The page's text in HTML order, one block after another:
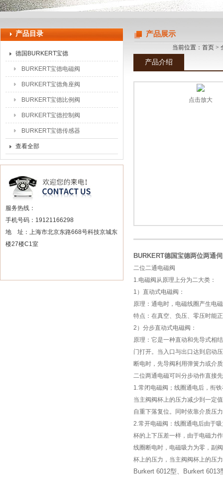
产品目录
德国BURKERT宝德
BURKERT宝德电磁阀
BURKERT宝德角座阀
BURKERT宝德比例阀
BURKERT宝德控制阀
BURKERT宝德传感器
查看全部
服务热线：
手机号码：19121166298
地 址：上海市北京东路668号科技京城东
楼27楼C1室
产品展示
当前位置： 首页 >
产品介绍
点击放大
BURKERT德国宝德两位两通
二位二通电磁阀
1.电磁阀从原理上分为二大类：
1）直动式电磁阀：
原理：通电时，电磁线圈产生电
特点：在真空、负压、零压时能
2）分步直动式电磁阀：
原理：它是一种直动和先导式相
门打开。当入口与出口达到启动
断电时，先导阀利用弹簧力或介
二位两通电磁可叫分步动作直接
1.常闭电磁阀；线圈通电后，衔
当主阀阀杯上的压力减少到一定
自重下落复位。同时依靠介质压
2.常开电磁阀：线圈通电后由于
杯的上下压差一样，由于电磁力
线圈断电时，电磁吸力为零，副
杯上的压力，当主阀阀杯上的压
Burkert 6012型、Burkert